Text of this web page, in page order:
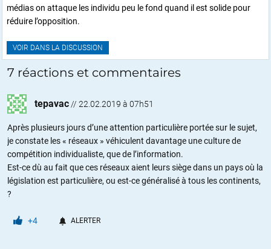
médias on attaque les individu peu le fond quand il est solide pour
réduire l’opposition.
VOIR DANS LA DISCUSSION
7 réactions et commentaires
tepavac // 22.02.2019 à 07h51
Après plusieurs jours d’une attention particulière portée sur le sujet,
je constate les « réseaux » véhiculent davantage une culture de
compétition individualiste, que de l’information.
Est-ce dù au fait que ces réseaux aient leurs siège dans un pays où la
législation est particulière, ou est-ce généralisé à tous les continents,
?
+4 ALERTER